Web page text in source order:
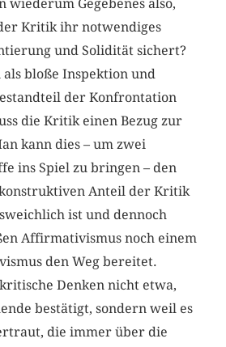
wiederum Gegebenes also,
Kritik ihr notwendiges
und Solidität sichert?
bloße Inspektion und
der Konfrontation
die Kritik einen Bezug zur
kann dies – um zwei
ins Spiel zu bringen – den
Anteil der Kritik
ist und dennoch
Affirmativismus noch einem
den Weg bereitet.
Denken nicht etwa,
bestätigt, sondern weil es
die immer über die